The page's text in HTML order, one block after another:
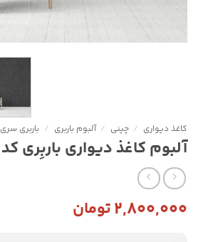
کاغذ دیواری / چینی / آلبوم باربری / باربری سری 100
آلبوم کاغذ دیواری باربِری کد 46105
۲,۸۰۰,۰۰۰تومان